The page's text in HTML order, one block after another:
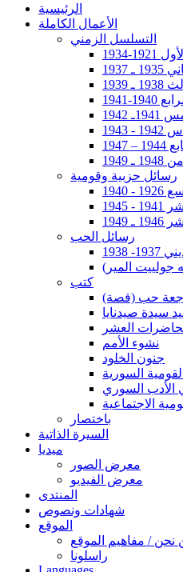
الرئيسية
الأعمال الكاملة
التسلسل الزمني
1934
1937
1939
1941
1942
1949
رسائل حزبية وقومية
1940
رسائل الحب
1938
جولييت المير)
كتب
حب (قصة)
سيدة صيدنايا
العشر
نشوء الأمم
جنون الخلود
السورية
الأدب السوري
الاجتماعية
باختصار
السيرة الذاتية
ميديا
معرض الصور
معرض الفيديو
المنتدى
شهادات ونصوص
الموقع
نحن / مفاهيم الموقع
راسلونا